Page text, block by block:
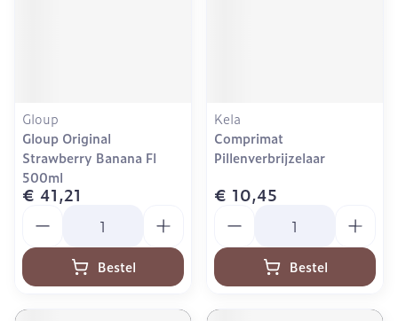
Gloup
Gloup Original
Strawberry Banana Fl
500ml
€ 41,21
Bestel
Kela
Comprimat
Pillenverbrijzelaar
€ 10,45
Bestel